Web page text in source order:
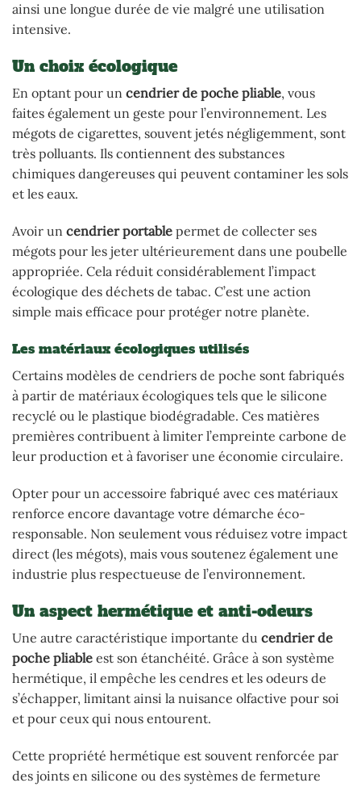
ainsi une longue durée de vie malgré une utilisation
intensive.
Un choix écologique
En optant pour un cendrier de poche pliable, vous
faites également un geste pour l’environnement. Les
mégots de cigarettes, souvent jetés négligemment, sont
très polluants. Ils contiennent des substances
chimiques dangereuses qui peuvent contaminer les sols
et les eaux.
Avoir un cendrier portable permet de collecter ses
mégots pour les jeter ultérieurement dans une poubelle
appropriée. Cela réduit considérablement l’impact
écologique des déchets de tabac. C’est une action
simple mais efficace pour protéger notre planète.
Les matériaux écologiques utilisés
Certains modèles de cendriers de poche sont fabriqués
à partir de matériaux écologiques tels que le silicone
recyclé ou le plastique biodégradable. Ces matières
premières contribuent à limiter l’empreinte carbone de
leur production et à favoriser une économie circulaire.
Opter pour un accessoire fabriqué avec ces matériaux
renforce encore davantage votre démarche éco-
responsable. Non seulement vous réduisez votre impact
direct (les mégots), mais vous soutenez également une
industrie plus respectueuse de l’environnement.
Un aspect hermétique et anti-odeurs
Une autre caractéristique importante du cendrier de
poche pliable est son étanchéité. Grâce à son système
hermétique, il empêche les cendres et les odeurs de
s’échapper, limitant ainsi la nuisance olfactive pour soi
et pour ceux qui nous entourent.
Cette propriété hermétique est souvent renforcée par
des joints en silicone ou des systèmes de fermeture